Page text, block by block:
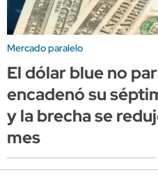
Mercado paralelo
El dólar blue no
encadenó su
y la brecha se
mes